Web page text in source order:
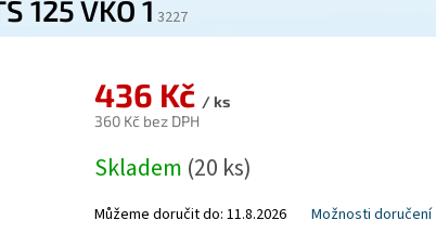
125 VKO 1 3227
436 Kč / ks
360 Kč bez DPH
cena:
Skladem (20 ks)
Můžeme doručit do: 11.8.2026 Možnosti doručení